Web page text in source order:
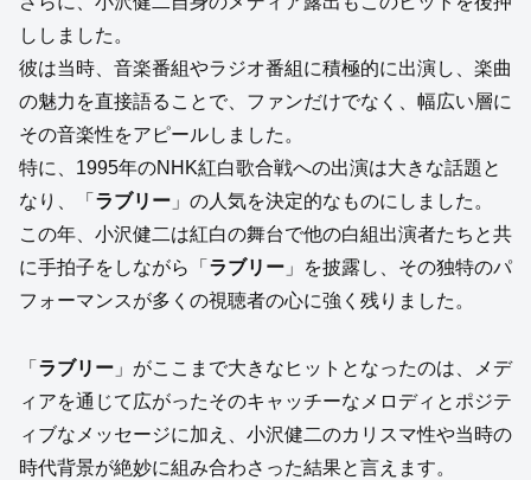
ししました。
彼は当時、音楽番組やラジオ番組に積極的に出演し、楽曲
の魅力を直接語ることで、ファンだけでなく、幅広い層に
その音楽性をアピールしました。
特に、1995年のNHK紅白歌合戦への出演は大きな話題と
なり、「 ラブリー 」の人気を決定的なものにしました。
この年、小沢健二は紅白の舞台で他の白組出演者たちと共
に手拍子をしながら「 ラブリー 」を披露し、その独特のパ
フォーマンスが多くの視聴者の心に強く残りました。
「 ラブリー 」がここまで大きなヒットとなったのは、メデ
ィアを通じて広がったそのキャッチーなメロディとポジテ
ィブなメッセージに加え、小沢健二のカリスマ性や当時の
時代背景が絶妙に組み合わさった結果と言えます。